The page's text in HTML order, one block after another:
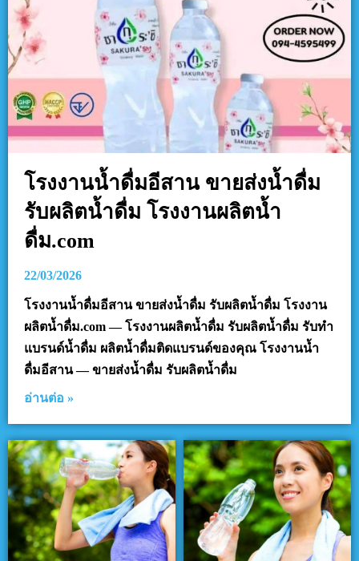
โรงงานน้ำดื่มอีสาน ขายส่งน้ำดื่ม
รับผลิตน้ำดื่ม โรงงานผลิตน้ำ
ดื่ม.com
22/03/2026
โรงงานน้ำดื่มอีสาน ขายส่งน้ำดื่ม รับผลิตน้ำดื่ม โรงงาน
ผลิตน้ำดื่ม.com — โรงงานผลิตน้ำดื่ม รับผลิตน้ำดื่ม รับทำ
แบรนด์น้ำดื่ม ผลิตน้ำดื่มติดแบรนด์ของคุณ โรงงานน้ำ
ดื่มอีสาน — ขายส่งน้ำดื่ม รับผลิตน้ำดื่ม
อ่านต่อ »